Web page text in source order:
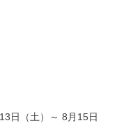
日（土）～ 8月15日